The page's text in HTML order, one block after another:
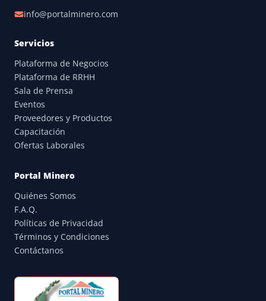
info@portalminero.com
Servicios
Plataforma de Negocios
Plataforma de RRHH
Sala de Prensa
Eventos
Proveedores y Productos
Capacitación
Ofertas Laborales
Portal Minero
Quiénes Somos
F.A.Q.
Políticas de Privacidad
Términos y Condiciones
Contáctanos